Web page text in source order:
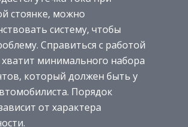
стоянке, можно
систему, чтобы
Справиться с работой
минимального набора
который должен быть у
Порядок
от характера